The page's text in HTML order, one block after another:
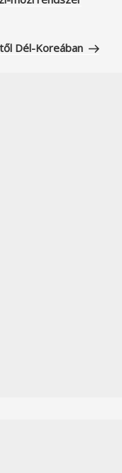
Dél-Koreában